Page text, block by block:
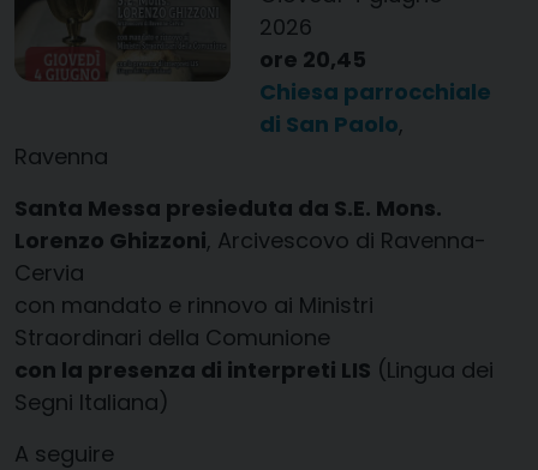
2026
ore 20,45
Chiesa parrocchiale
di San Paolo,
Ravenna
Santa Messa presieduta da S.E. Mons.
Lorenzo Ghizzoni, Arcivescovo di Ravenna-
Cervia
con mandato e rinnovo ai Ministri
Straordinari della Comunione
con la presenza di interpreti LIS (Lingua dei
Segni Italiana)
A seguire